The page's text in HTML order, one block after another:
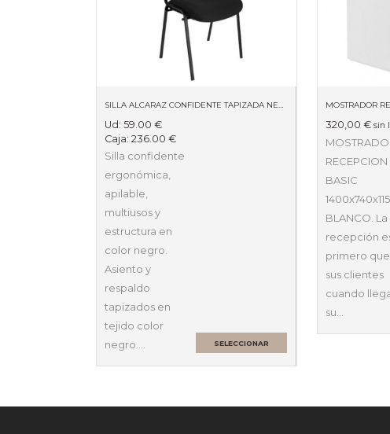
SILLA ALCARAZ CONFIDENTE TAPIZADA NEGRA 840AR
Ud: 59.00 €
Caja: 236.00 €
Silla confidente
ergonómica,
apilable,
multiusos y
estructura en
color negro.
Asiento y
respaldo
tapizados en
tejido color
negro.…
SELECCIONAR
320,00€ sin
RECEPCION
BASIC
BLANCO. La
recepción
primero
sus clientes
cuando
su…